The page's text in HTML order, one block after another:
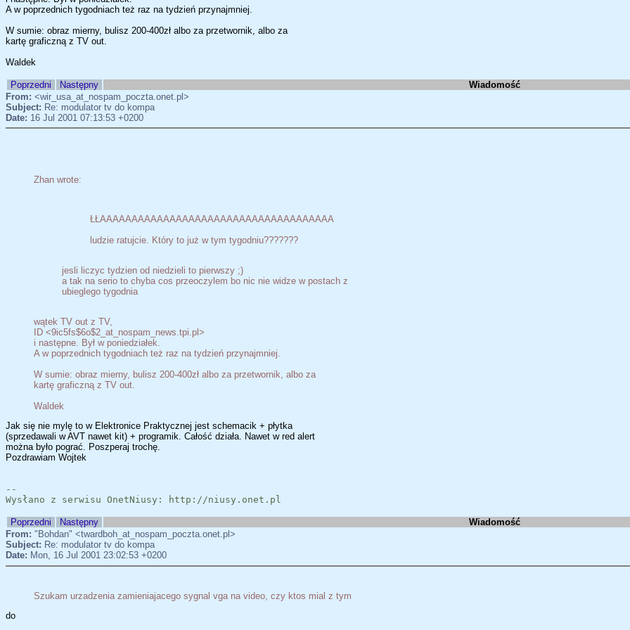
A w poprzednich tygodniach też raz na tydzień przynajmniej.
W sumie: obraz mierny, bulisz 200-400zł albo za przetwornik, albo za
kartę graficzną z TV out.
Waldek
Poprzedni Następny Wiadomość
From: <wir_usa_at_nospam_poczta.onet.pl>
Subject: Re: modulator tv do kompa
Date: 16 Jul 2001 07:13:53 +0200
Zhan wrote:
ŁŁAAAAAAAAAAAAAAAAAAAAAAAAAAAAAAAAAAAAA
ludzie ratujcie. Który to już w tym tygodniu???????
jesli liczyc tydzien od niedzieli to pierwszy ;)
a tak na serio to chyba cos przeoczylem bo nic nie widze w postach z
ubieglego tygodnia
wątek TV out z TV,
ID <9ic5fs$6o$2_at_nospam_news.tpi.pl>
i następne. Był w poniedziałek.
A w poprzednich tygodniach też raz na tydzień przynajmniej.
W sumie: obraz mierny, bulisz 200-400zł albo za przetwornik, albo za
kartę graficzną z TV out.
Waldek
Jak się nie mylę to w Elektronice Praktycznej jest schemacik + płytka
(sprzedawali w AVT nawet kit) + programik. Całość działa. Nawet w red alert
można było pograć. Poszperaj trochę.
Pozdrawiam Wojtek
--
Wysłano z serwisu OnetNiusy: http://niusy.onet.pl
Poprzedni Następny Wiadomość
From: "Bohdan" <twardboh_at_nospam_poczta.onet.pl>
Subject: Re: modulator tv do kompa
Date: Mon, 16 Jul 2001 23:02:53 +0200
Szukam urzadzenia zamieniajacego sygnal vga na video, czy ktos mial z tym
do